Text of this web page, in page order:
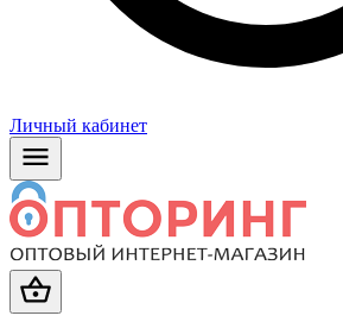
Личный кабинет